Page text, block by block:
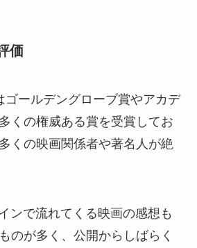
価
ゴールデングローブ賞やアカデ
くの権威ある賞を受賞してお
くの映画関係者や著名人が絶
ンで流れてくる映画の感想も
のが多く、公開からしばらく